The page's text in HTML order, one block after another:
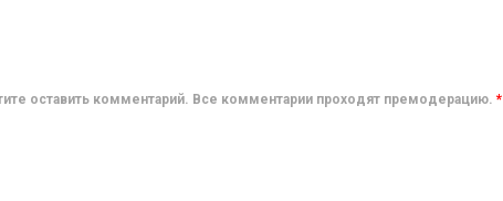
оставить комментарий. Все комментарии проходят премодерацию. *